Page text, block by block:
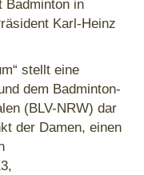
Badminton in
Karl-Heinz
stellt eine
dem Badminton-
(BLV-NRW) dar
der Damen, einen